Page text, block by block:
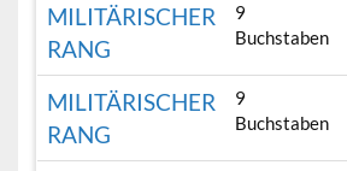
MILITÄRISCHER
RANG
9
Buchstaben
MILITÄRISCHER
RANG
9
Buchstaben